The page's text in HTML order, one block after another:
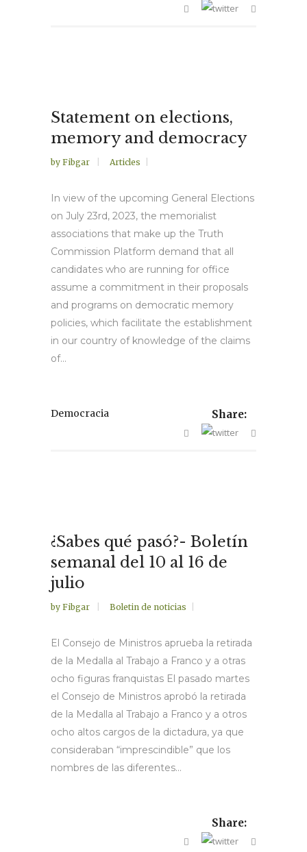
Statement on elections,
memory and democracy
by Fibgar Articles
In view of the upcoming General Elections
on July 23rd, 2023, the memorialist
associations that make up the Truth
Commission Platform demand that all
candidates who are running for office
assume a commitment in their proposals
and programs on democratic memory
policies, which facilitate the establishment
in our country of knowledge of the claims
of...
Democracia Share:
¿Sabes qué pasó?- Boletín
semanal del 10 al 16 de
julio
by Fibgar Boletin de noticias
El Consejo de Ministros aprueba la retirada
de la Medalla al Trabajo a Franco y a otras
ocho figuras franquistas El pasado martes
el Consejo de Ministros aprobó la retirada
de la Medalla al Trabajo a Franco y a otros
ocho altos cargos de la dictadura, ya que
consideraban “imprescindible” que los
nombres de las diferentes...
Share: